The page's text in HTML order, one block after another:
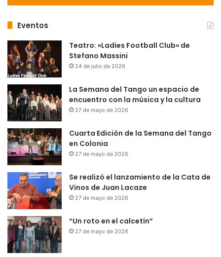
Eventos
Teatro: «Ladies Football Club» de
Stefano Massini
24 de julio de 2026
La Semana del Tango un espacio de
encuentro con la música y la cultura
27 de mayo de 2026
Cuarta Edición de la Semana del Tango
en Colonia
27 de mayo de 2026
Se realizó el lanzamiento de la Cata de
Vinos de Juan Lacaze
27 de mayo de 2026
“Un roto en el calcetín”
27 de mayo de 2026